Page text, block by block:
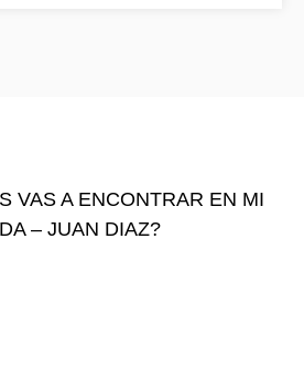
VAS A ENCONTRAR EN MI
– JUAN DIAZ?